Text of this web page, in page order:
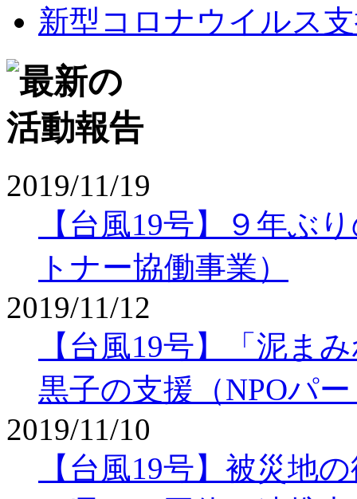
新型コロナウイルス
2019/11/19
【台風19号】９年ぶ
トナー協働事業）
2019/11/12
【台風19号】「泥ま
黒子の支援（NPOパ
2019/11/10
【台風19号】被災地